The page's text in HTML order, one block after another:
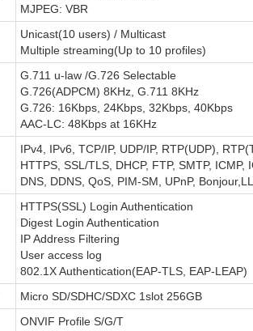
MJPEG: VBR
Unicast(10 users) / Multicast
Multiple streaming(Up to 10 profiles)
G.711 u-law /G.726 Selectable
G.726(ADPCM) 8KHz, G.711 8KHz
G.726: 16Kbps, 24Kbps, 32Kbps, 40Kbps
AAC-LC: 48Kbps at 16KHz
IPv4, IPv6, TCP/IP, UDP/IP, RTP(UDP),
HTTPS, SSL/TLS, DHCP, FTP, SMTP, ICMP,
DNS, DDNS, QoS, PIM-SM, UPnP,
HTTPS(SSL) Login Authentication
Digest Login Authentication
IP Address Filtering
User access log
802.1X Authentication(EAP-TLS, EAP-LEAP)
Micro SD/SDHC/SDXC 1slot 256GB
ONVIF Profile S/G/T